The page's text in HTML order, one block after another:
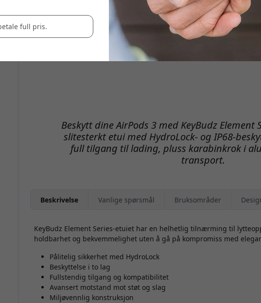
Beskytt dine AirPods 3 med KeyBudz Element
slitesterkt etui med HydroLock- og IP68-
full tilgang til lading, pluss karabinkrok i
transport.
Beskrivelse Vanlige spørsmål Bruksområder
KeyBudz Element Series-etuiet har en helhetlig tilnærming til
holdbarhet og bekvemmelighet uten å gå på kompromiss med
Pålitelig sikkerhet med HydroLock
Beskyttelse i to lag
Fullstendig tilgang og kompatibilitet
Avansert motstand mot støt og slag
Miljøvennlig konstruksjon
full pris.